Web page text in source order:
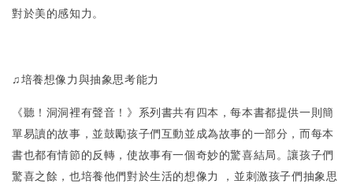
對於美的感知力。
♫培養想像力與抽象思考能力
《聽！洞洞裡有聲音！》系列書共有四本，每本書都提供一則簡
單易讀的故事，並鼓勵孩子們互動並成為故事的一部分，而每本
書也都有情節的反轉，使故事有一個奇妙的驚喜結局。讓孩子們
驚喜之餘，也培養他們對於生活的想像力 ，並刺激孩子們抽象思